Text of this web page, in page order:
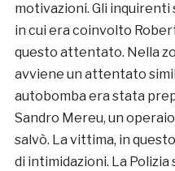
motivazioni. Gli
in cui era coinvolto
questo attentato. Nella
avviene un attentato
autobomba era stata
Sandro Mereu, un
salvò. La vittima, in
di intimidazioni. La